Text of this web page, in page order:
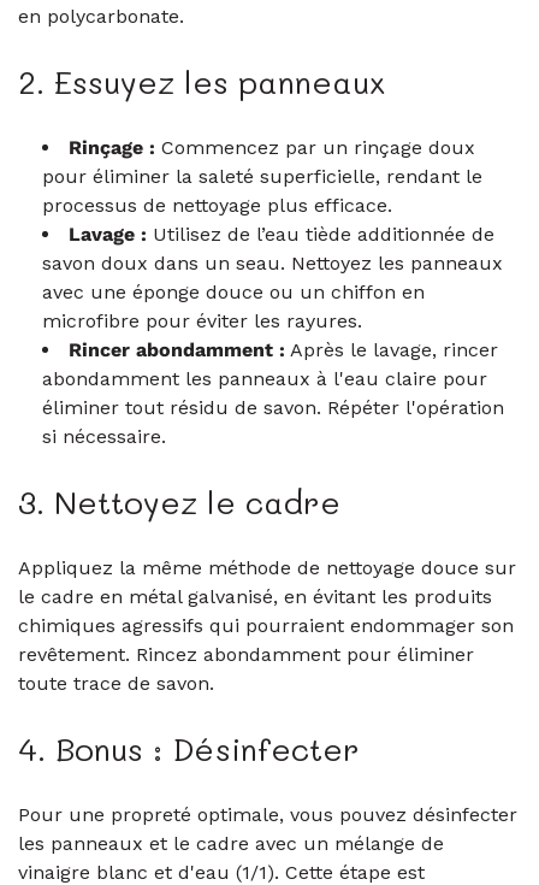
en polycarbonate.
2. Essuyez les panneaux
Rinçage : Commencez par un rinçage doux
pour éliminer la saleté superficielle, rendant le
processus de nettoyage plus efficace.
Lavage : Utilisez de l’eau tiède additionnée de
savon doux dans un seau. Nettoyez les panneaux
avec une éponge douce ou un chiffon en
microfibre pour éviter les rayures.
Rincer abondamment : Après le lavage, rincer
abondamment les panneaux à l'eau claire pour
éliminer tout résidu de savon. Répéter l'opération
si nécessaire.
3. Nettoyez le cadre
Appliquez la même méthode de nettoyage douce sur
le cadre en métal galvanisé, en évitant les produits
chimiques agressifs qui pourraient endommager son
revêtement. Rincez abondamment pour éliminer
toute trace de savon.
4. Bonus : Désinfecter
Pour une propreté optimale, vous pouvez désinfecter
les panneaux et le cadre avec un mélange de
vinaigre blanc et d'eau (1/1). Cette étape est